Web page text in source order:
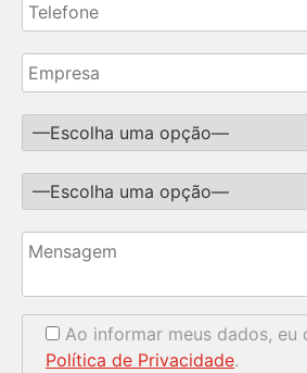
Ao informar meus dados, eu
Política de Privacidade.